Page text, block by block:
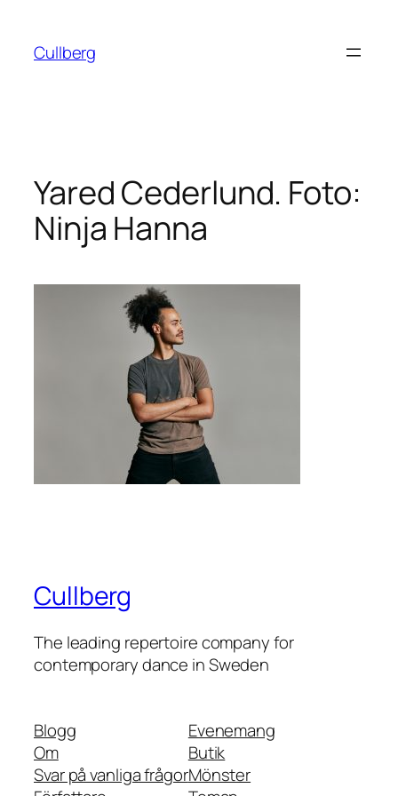
innehåll
Cullberg
Yared Cederlund. Foto:
Ninja Hanna
Cullberg
The leading repertoire company for
contemporary dance in Sweden
Blogg
Om
Svar på vanliga frågor
Evenemang
Butik
Mönster